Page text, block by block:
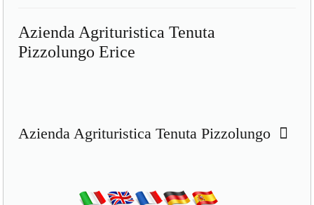
Azienda Agrituristica Tenuta
Pizzolungo Erice
Azienda Agrituristica Tenuta Pizzolungo